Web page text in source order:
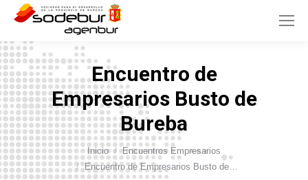
Encuentro de
Empresarios Busto de
Bureba
Estás aquí: Inicio
Encuentros Empresarios
Encuentro de Empresarios Busto de…